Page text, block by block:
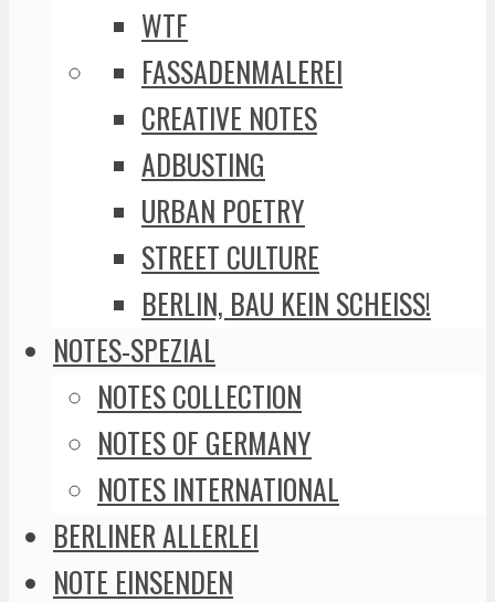
WTF
FASSADENMALEREI
CREATIVE NOTES
ADBUSTING
URBAN POETRY
STREET CULTURE
BERLIN, BAU KEIN SCHEISS!
NOTES-SPEZIAL
NOTES COLLECTION
NOTES OF GERMANY
NOTES INTERNATIONAL
BERLINER ALLERLEI
NOTE EINSENDEN